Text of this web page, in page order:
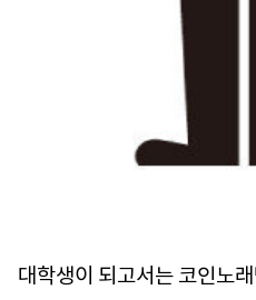
대학생이 되고서는 코인노